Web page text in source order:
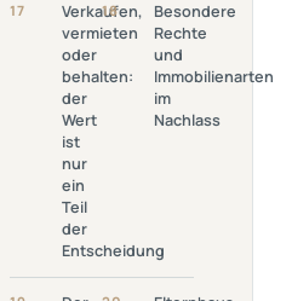
17
Verkaufen,
vermieten
oder
behalten:
der
Wert
ist
nur
ein
Teil
der
Entscheidung
Verkaufen,
Vermieten
Oder
Behalten: Der
Wert Ist Nur
Ein Teil Der
Entscheidung
18
Besondere
Rechte
und
Immobilienarten
im
Nachlass
Besondere
Rechte Und
Immobilienarten
Im Nachlass